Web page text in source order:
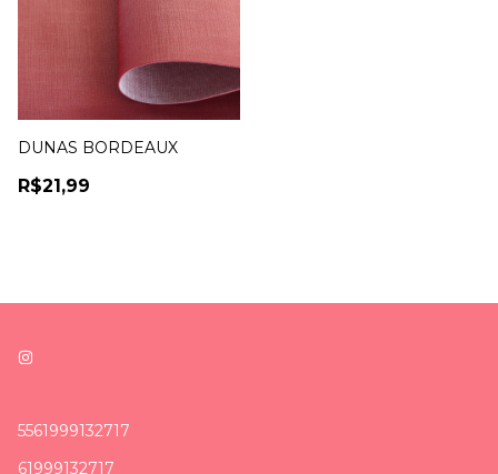
DUNAS BORDEAUX
R$21,99
5561999132717
61999132717